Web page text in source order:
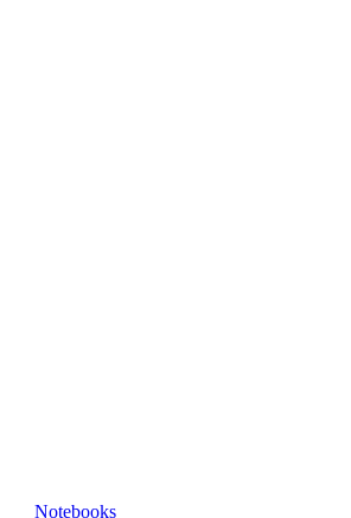
Notebooks